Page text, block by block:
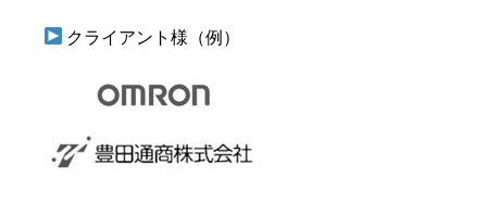
クライアント様（例）